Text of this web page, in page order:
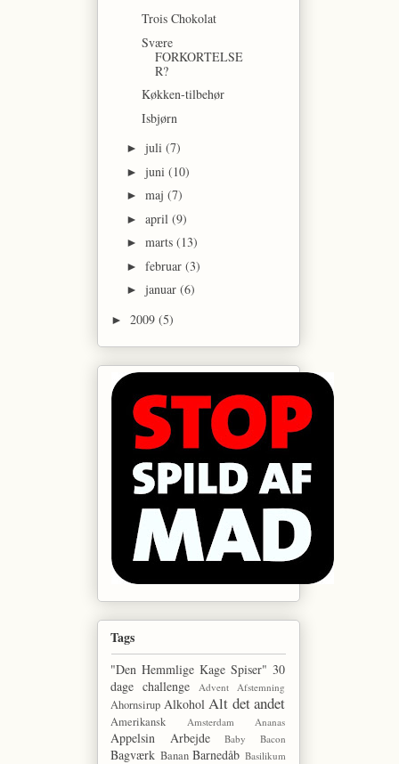
Trois Chokolat
Svære
FORKORTELSE
R?
Køkken-tilbehør
Isbjørn
►juli(7)
►juni(10)
►maj(7)
►april(9)
►marts(13)
►februar(3)
►januar(6)
►2009(5)
Tags
"Den Hemmlige Kage Spiser" 30
dage challenge
Advent Afstemning
Ahornsirup Alkohol Alt det andet
Amerikansk Amsterdam Ananas
Appelsin Arbejde Baby Bacon
Bagværk Banan Barnedåb Basilikum